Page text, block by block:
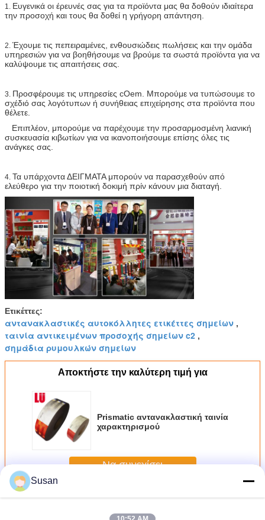
1. Ευγενικά οι έρευνές σας για τα προϊόντα μας θα δοθούν ιδιαίτερα
την προσοχή και τους θα δοθεί η γρήγορη απάντηση.
2. Έχουμε τις πεπειραμένες, ενθουσιώδεις πωλήσεις και την ομάδα
υπηρεσιών για να βοηθήσουμε να βρούμε τα σωστά προϊόντα για να
καλύψουμε τις απαιτήσεις σας.
3. Προσφέρουμε τις υπηρεσίες cOem. Μπορούμε να τυπώσουμε το
σχέδιό σας λογότυπων ή συνήθειας επιχείρησης στα προϊόντα που
θέλετε.
Επιπλέον, μπορούμε να παρέχουμε την προσαρμοσμένη λιανική
συσκευασία κιβωτίων για να ικανοποιήσουμε επίσης όλες τις
ανάγκες σας.
4. Τα υπάρχοντα ΔΕΙΓΜΑΤΑ μπορούν να παρασχεθούν από
ελεύθερο για την ποιοτική δοκιμή πρίν κάνουν μια διαταγή.
Ετικέττες:
αντανακλαστικές αυτοκόλλητες ετικέττες σημείων ,
ταινία αντικειμένων προσοχής σημείων c2 ,
σημάδια ρυμουλκών σημείων
Αποκτήστε την καλύτερη τιμή για
Prismatic αντανακλαστική ταινία
χαρακτηρισμού
Να συνεχίσει
ΠερισσότεροιΑντανακλαστική ταινία σημείων C2
Susan